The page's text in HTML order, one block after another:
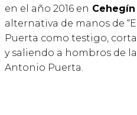
en el año 2016 en Cehegín
alternativa de manos de
Puerta como testigo,
y saliendo a hombros de
Antonio Puerta.